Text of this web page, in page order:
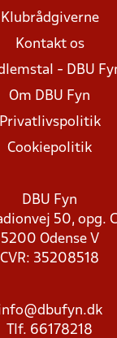
Klubrådgiverne
Kontakt os
- DBU
Om DBU Fyn
Privatlivspolitik
Cookiepolitik
DBU Fyn
50, opg. C
5200 Odense V
CVR: 35208518
Tlf. 66178218